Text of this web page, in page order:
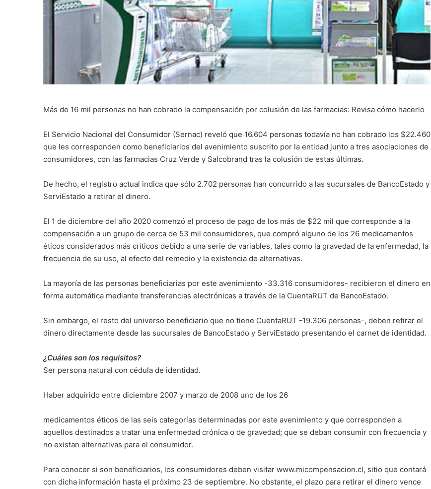
Más de 16 mil personas no han cobrado la compensación por colusión de las farmacias: Revisa cómo hacerlo
El Servicio Nacional del Consumidor (Sernac) reveló que 16.604 personas todavía no han cobrado los $22.460
que les corresponden como beneficiarios del avenimiento suscrito por la entidad junto a tres asociaciones de
consumidores, con las farmacias Cruz Verde y Salcobrand tras la colusión de estas últimas.
De hecho, el registro actual indica que sólo 2.702 personas han concurrido a las sucursales de BancoEstado y
ServiEstado a retirar el dinero.
El 1 de diciembre del año 2020 comenzó el proceso de pago de los más de $22 mil que corresponde a la
compensación a un grupo de cerca de 53 mil consumidores, que compró alguno de los 26 medicamentos
éticos considerados más críticos debido a una serie de variables, tales como la gravedad de la enfermedad, la
frecuencia de su uso, al efecto del remedio y la existencia de alternativas.
La mayoría de las personas beneficiarias por este avenimiento -33.316 consumidores- recibieron el dinero en
forma automática mediante transferencias electrónicas a través de la CuentaRUT de BancoEstado.
Sin embargo, el resto del universo beneficiario que no tiene CuentaRUT -19.306 personas-, deben retirar el
dinero directamente desde las sucursales de BancoEstado y ServiEstado presentando el carnet de identidad.
¿Cuáles son los requisitos?
Ser persona natural con cédula de identidad.
Haber adquirido entre diciembre 2007 y marzo de 2008 uno de los 26
medicamentos éticos de las seis categorías determinadas por este avenimiento y que corresponden a
aquellos destinados a tratar una enfermedad crónica o de gravedad; que se deban consumir con frecuencia y
no existan alternativas para el consumidor.
Para conocer si son beneficiarios, los consumidores deben visitar www.micompensacion.cl, sitio que contará
con dicha información hasta el próximo 23 de septiembre. No obstante, el plazo para retirar el dinero vence